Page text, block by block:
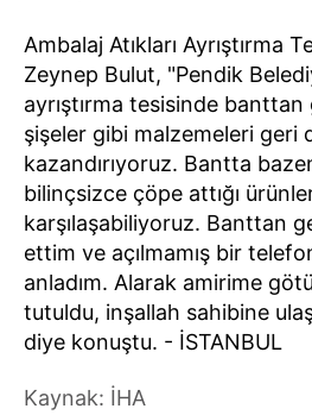
Ambalaj Atıkları Ayrıştırma
Zeynep Bulut, "Pendik
ayrıştırma tesisinde
şişeler gibi malzemeleri geri
kazandırıyoruz. Bantta
bilinçsizce çöpe attığı
karşılaşabiliyoruz. Banttan
ettim ve açılmamış bir
anladım. Alarak amirime
tutuldu, inşallah sahibine
diye konuştu. - İSTANBUL
Kaynak: İHA